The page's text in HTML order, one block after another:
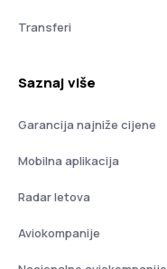
Transferi
Saznaj više
Garancija najniže cijene
Mobilna aplikacija
Radar letova
Aviokompanije